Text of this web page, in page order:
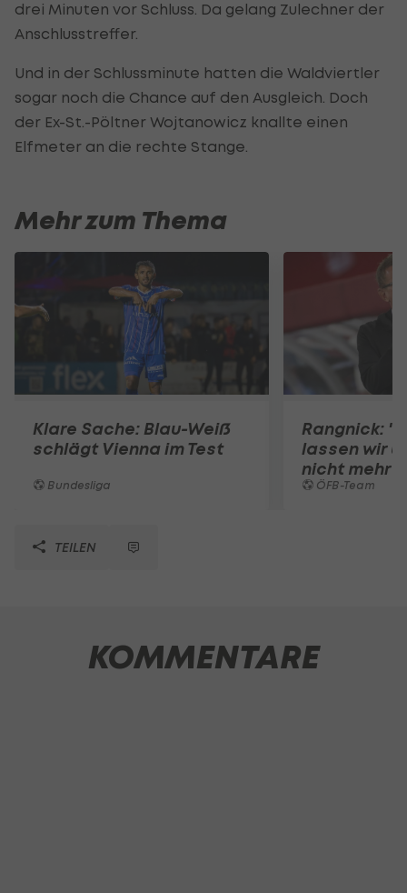
drei Minuten vor Schluss. Da gelang Zulechner der
Anschlusstreffer.
Und in der Schlussminute hatten die Waldviertler
sogar noch die Chance auf den Ausgleich. Doch
der Ex-St.-Pöltner Wojtanowicz knallte einen
Elfmeter an die rechte Stange.
Mehr zum Thema
Klare Sache: Blau-Weiß
schlägt Vienna im Test
Bundesliga
Rangnick:
lassen wir
nicht mehr
ÖFB-Team
TEILEN
KOMMENTARE